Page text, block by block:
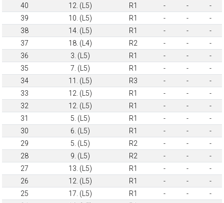
40
12. (L5) R1 - -
-
39
10. (L5) R1 - -
-
38
14. (L5) R1 - -
-
37
18. (L4) R2 - -
-
36
3. (L5) R1 - -
-
35
7. (L5) R1 - -
-
34
11. (L5) R3 - -
-
33
12. (L5) R1 - -
-
32
12. (L5) R1 - -
-
31
5. (L5) R1 - -
-
30
6. (L5) R1 - -
-
29
5. (L5) R2 - -
-
28
9. (L5) R2 - -
-
27
13. (L5) R1 - -
-
26
12. (L5) R1 - -
-
25
17. (L5) R1 - -
-